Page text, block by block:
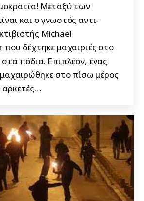
Μεταξύ των
και ο γνωστός αντι-
Michael
δέχτηκε μαχαιριές στο
πόδια. Επιπλέον, ένας
στο πίσω μέρος
αρκετές…